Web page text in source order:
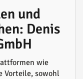
und
Denis
wie
Vorteile, sowohl